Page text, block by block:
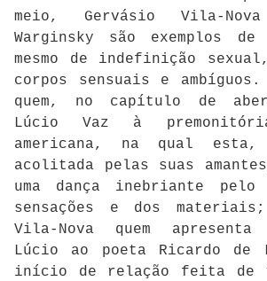
meio, Gervásio Vila-
Warginsky são exemplos
mesmo de indefinição
corpos sensuais e
quem, no capítulo de
Lúcio Vaz à
americana, na qual esta,
acolitada pelas suas
uma dança inebriante pelo
sensações e dos
Vila-Nova quem
Lúcio ao poeta Ricardo de
início de relação feita de